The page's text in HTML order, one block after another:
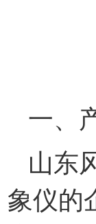
一、
山东
象仪的